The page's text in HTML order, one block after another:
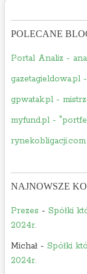
POLECANE
Portal Analiz -
gazetagieldowa.pl
gpwatak.pl -
myfund.pl -
NAJNOWSZE
Prezes - Spółki
2024r.
Michał- Spółki
2024r.